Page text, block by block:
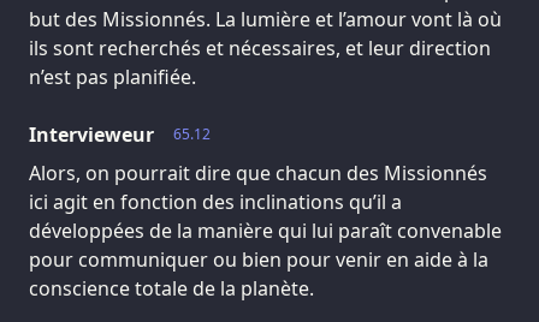
but des Missionnés. La lumière et l’amour vont là où
ils sont recherchés et nécessaires, et leur direction
n’est pas planifiée.
65.12
Intervieweur
Alors, on pourrait dire que chacun des Missionnés
ici agit en fonction des inclinations qu’il a
développées de la manière qui lui paraît convenable
pour communiquer ou bien pour venir en aide à la
conscience totale de la planète.